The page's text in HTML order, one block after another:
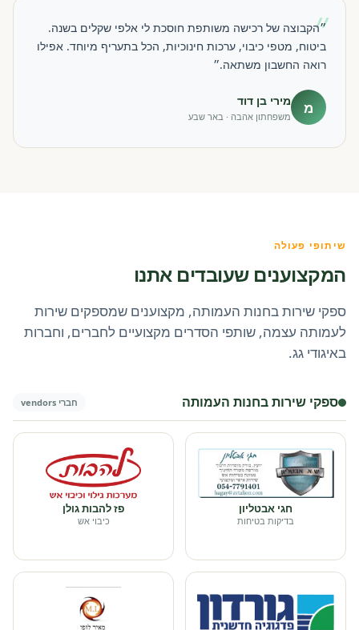
״
״הקבוצה של רכישה משותפת חוסכת לי אלפי שקלים בשנה.
ביטוח, מטפי כיבוי, ערכות חינוכיות, הכל בתעריף מיוחד. אפילו
רואה החשבון משתאה.״
מ מירי בן דוד
משפחתון אהבה · באר שבע
שיתופי פעולה
המקצוענים שעובדים אתנו
ספקי שירות בחנות העמותה, מקצוענים שמספקים שירות
לעמותה עצמה, שותפי הסדרים מקצועיים לחברים, וחברות
באיגודי גג.
ספקי שירות בחנות העמותה חברי vendors
חגי אבטליון
בדיקות בטיחות
פז להבות גולן
כיבוי אש